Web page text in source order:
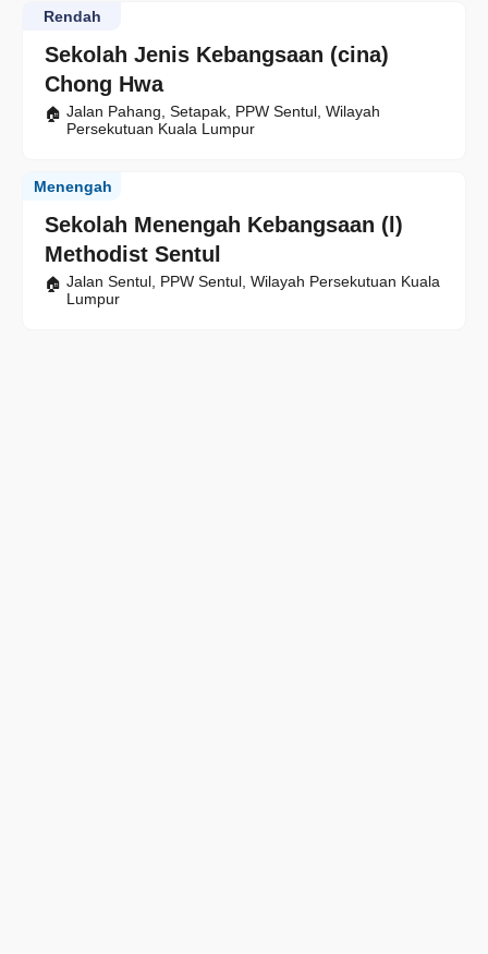
Sekolah Jenis Kebangsaan (cina)
Chong Hwa
Rendah
Jalan Pahang, Setapak, PPW Sentul, Wilayah
Persekutuan Kuala Lumpur
Sekolah Menengah Kebangsaan (l)
Methodist Sentul
Menengah
Jalan Sentul, PPW Sentul, Wilayah Persekutuan Kuala
Lumpur